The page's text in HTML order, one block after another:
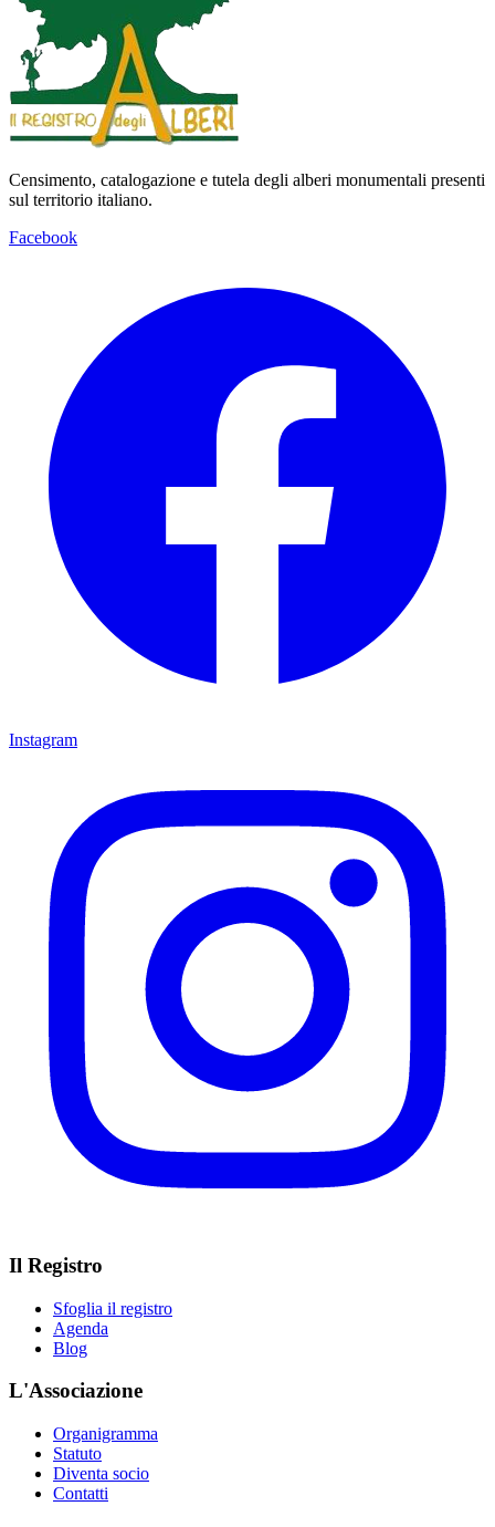
Censimento, catalogazione e tutela degli alberi monumentali presenti
sul territorio italiano.
Facebook
Instagram
Il Registro
Sfoglia il registro
Agenda
Blog
L'Associazione
Organigramma
Statuto
Diventa socio
Contatti